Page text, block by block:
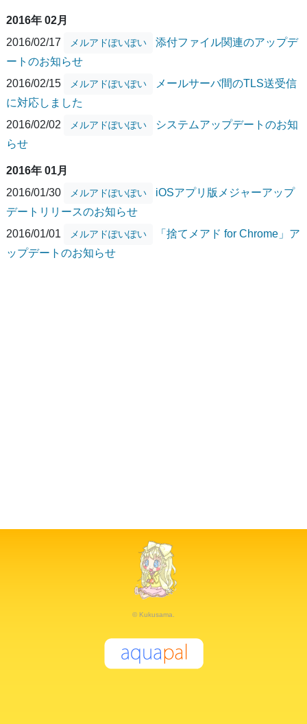
2016年 02月
2016/02/17
メルアドぽいぽい
添付ファイル関連のアップデ
ートのお知らせ
2016/02/15
メルアドぽいぽい
メールサーバ間のTLS送受信
に対応しました
2016/02/02
メルアドぽいぽい
システムアップデートのお知
らせ
2016年 01月
2016/01/30
メルアドぽいぽい
iOSアプリ版メジャーアップ
デートリリースのお知らせ
2016/01/01
メルアドぽいぽい
「捨てメアド for Chrome」ア
ップデートのお知らせ
© Kukusama.